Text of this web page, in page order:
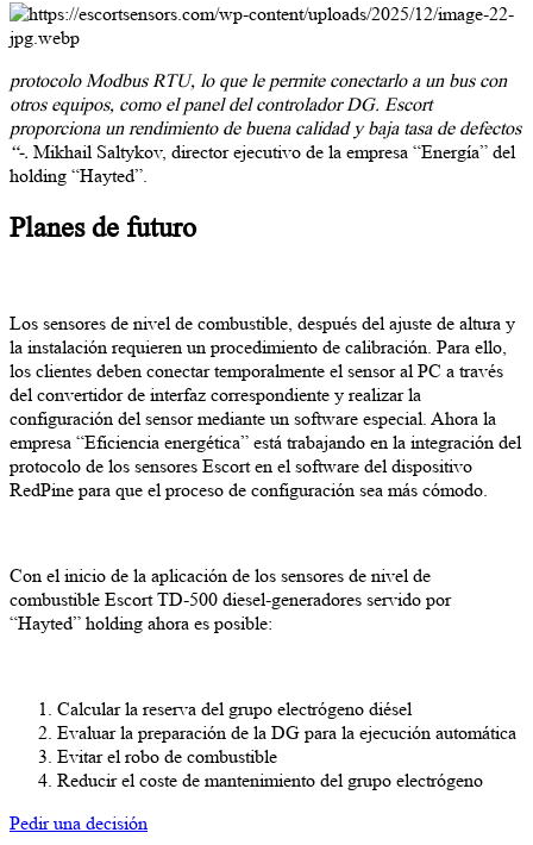
protocolo Modbus RTU, lo que le permite conectarlo a un bus con
otros equipos, como el panel del controlador DG. Escort
proporciona un rendimiento de buena calidad y baja tasa de defectos
“-. Mikhail Saltykov, director ejecutivo de la empresa “Energía” del
holding “Hayted”.
Planes de futuro
Los sensores de nivel de combustible, después del ajuste de altura y
la instalación requieren un procedimiento de calibración. Para ello,
los clientes deben conectar temporalmente el sensor al PC a través
del convertidor de interfaz correspondiente y realizar la
configuración del sensor mediante un software especial. Ahora la
empresa “Eficiencia energética” está trabajando en la integración del
protocolo de los sensores Escort en el software del dispositivo
RedPine para que el proceso de configuración sea más cómodo.
Con el inicio de la aplicación de los sensores de nivel de
combustible Escort TD-500 diesel-generadores servido por
“Hayted” holding ahora es posible:
Calcular la reserva del grupo electrógeno diésel
Evaluar la preparación de la DG para la ejecución automática
Evitar el robo de combustible
Reducir el coste de mantenimiento del grupo electrógeno
Pedir una decisión